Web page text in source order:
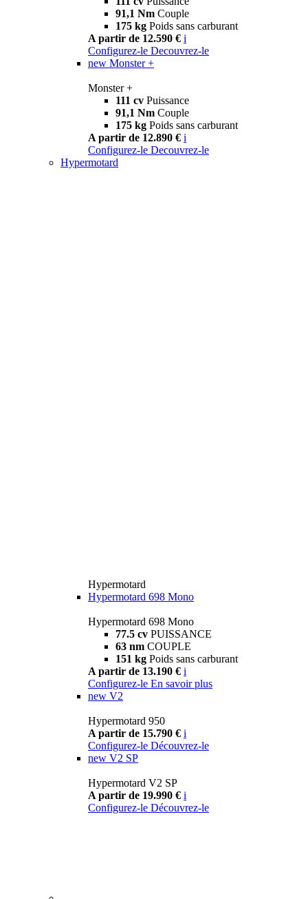
91,1 Nm Couple
175 kg Poids sans carburant
A partir de 12.590 € i
Configurez-le Decouvrez-le
new Monster +
Monster +
111 cv Puissance
91,1 Nm Couple
175 kg Poids sans carburant
A partir de 12.890 € i
Configurez-le Decouvrez-le
Hypermotard
Hypermotard
Hypermotard 698 Mono
Hypermotard 698 Mono
77.5 cv PUISSANCE
63 nm COUPLE
151 kg Poids sans carburant
A partir de 13.190 € i
Configurez-le En savoir plus
new V2
Hypermotard 950
A partir de 15.790 € i
Configurez-le Découvrez-le
new V2 SP
Hypermotard V2 SP
A partir de 19.990 € i
Configurez-le Découvrez-le